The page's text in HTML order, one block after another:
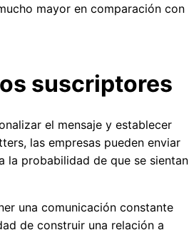
mayor en comparación con
suscriptores
el mensaje y establecer
las empresas pueden enviar
la probabilidad de que se sientan
una comunicación constante
de construir una relación a